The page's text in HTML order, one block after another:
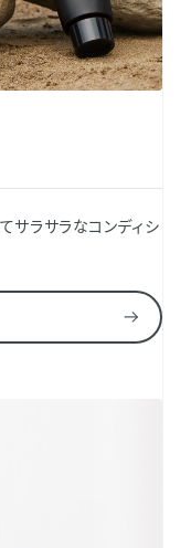
サラサラなコンディシ